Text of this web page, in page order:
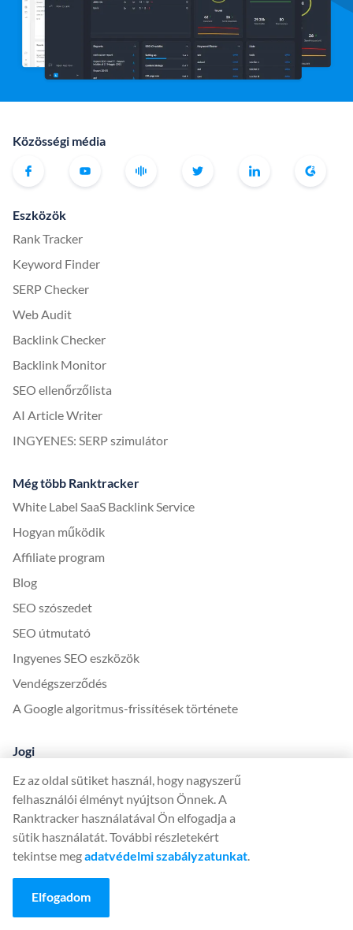
Közösségi média
Eszközök
Rank Tracker
Keyword Finder
SERP Checker
Web Audit
Backlink Checker
Backlink Monitor
SEO ellenőrzőlista
AI Article Writer
INGYENES: SERP szimulátor
Még több Ranktracker
White Label SaaS Backlink Service
Hogyan működik
Affiliate program
Blog
SEO szószedet
SEO útmutató
Ingyenes SEO eszközök
Vendégszerződés
A Google algoritmus-frissítések története
Jogi
Feltételek és kikötések
Adatvédelmi szabályzat
App
Bejelentkezés
Feliratkozás
Árképzés
Ez az oldal sütiket használ, hogy nagyszerű
felhasználói élményt nyújtson Önnek. A
Ranktracker használatával Ön elfogadja a
sütik használatát. További részletekért
tekintse megadatvédelmi szabályzatunkat.
Elfogadom